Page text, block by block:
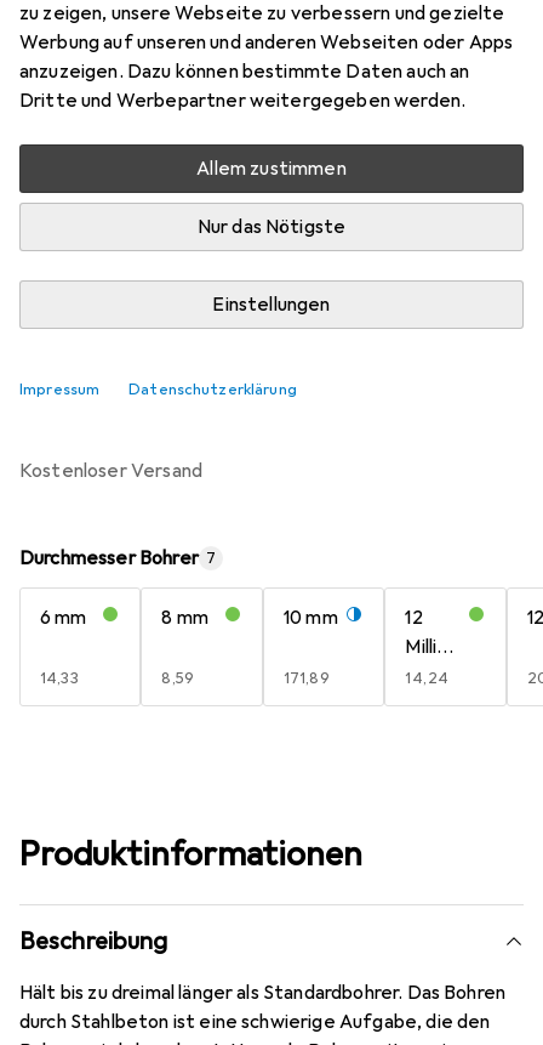
zu zeigen, unsere Webseite zu verbessern und gezielte
Werbung auf unseren und anderen Webseiten oder Apps
anzuzeigen. Dazu können bestimmte Daten auch an
Dritte und Werbepartner weitergegeben werden.
Allem zustimmen
Nur das Nötigste
Einstellungen
Impressum Datenschutzerklärung
Preis in EUR inkl. MwSt.
Bewertungen
Zwischen Di, 11.8. und Do, 13.8. geliefert
9 Stück an Lager beim Lieferanten
Lieferort angeben für genaue Lieferzeit
kostenloser Versand
Durchmesser Bohrer 7
6 mm
EUR
14,33
8 mm
EUR
8,59
10 mm
EUR
171,89
12
Millime
ter
EUR
14,24
Produktinformationen
Beschreibung
Hält bis zu dreimal länger als Standardbohrer. Das Bohren
durch Stahlbeton ist eine schwierige Aufgabe, die den